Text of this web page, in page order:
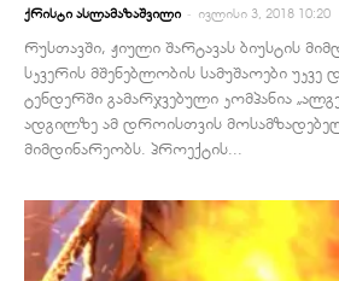
ქრისტი ასლამაზაშვილი - ივლისი 3, 2018 10:20
რუსთავში, ჟიული შარტავას ბიუსტის
სკვერის მშენებლობის სამუშაოები უკვე
ტენდერში გამარჯვებული კომპანია
ადგილზე ამ დროისთვის
მიმდინარეობს. პროექტის...